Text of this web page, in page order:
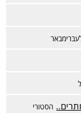
הסטורי